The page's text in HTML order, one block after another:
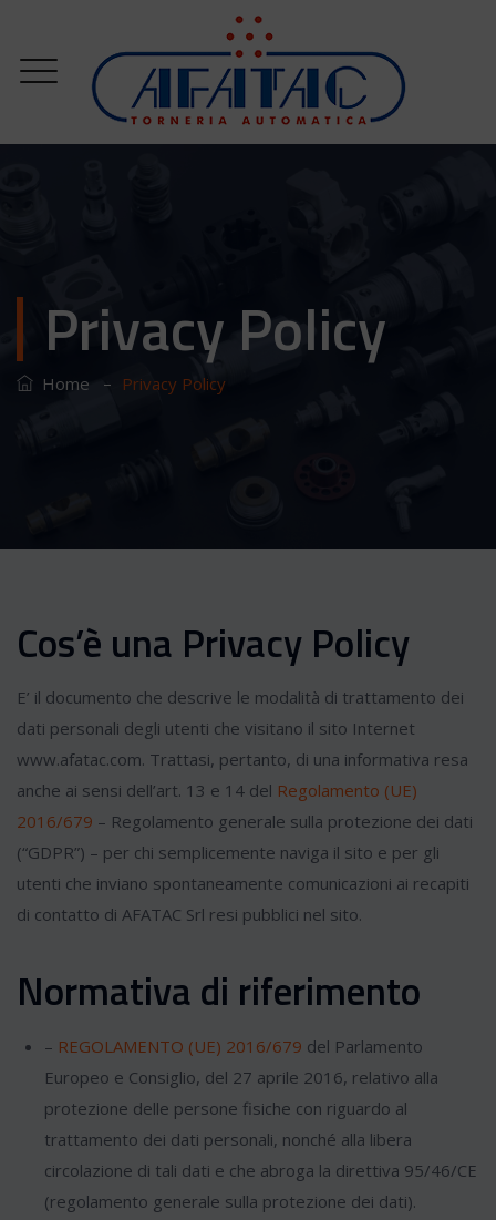
Privacy Policy
Home – Privacy Policy
Cos’è una Privacy Policy
E’ il documento che descrive le modalità di trattamento dei
dati personali degli utenti che visitano il sito Internet
www.afatac.com. Trattasi, pertanto, di una informativa resa
anche ai sensi dell’art. 13 e 14 del Regolamento (UE)
2016/679 – Regolamento generale sulla protezione dei dati
(“GDPR”) – per chi semplicemente naviga il sito e per gli
utenti che inviano spontaneamente comunicazioni ai recapiti
di contatto di AFATAC Srl resi pubblici nel sito.
Normativa di riferimento
– REGOLAMENTO (UE) 2016/679 del Parlamento
Europeo e Consiglio, del 27 aprile 2016, relativo alla
protezione delle persone fisiche con riguardo al
trattamento dei dati personali, nonché alla libera
circolazione di tali dati e che abroga la direttiva 95/46/CE
(regolamento generale sulla protezione dei dati).